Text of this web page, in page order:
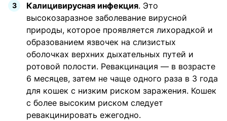
Калицивирусная инфекция. Это
высокозаразное заболевание вирусной
природы, которое проявляется лихорадкой и
образованием язвочек на слизистых
оболочках верхних дыхательных путей и
ротовой полости. Ревакцинация — в возрасте
6 месяцев, затем не чаще одного раза в 3 года
для кошек с низким риском заражения. Кошек
с более высоким риском следует
ревакцинировать ежегодно.